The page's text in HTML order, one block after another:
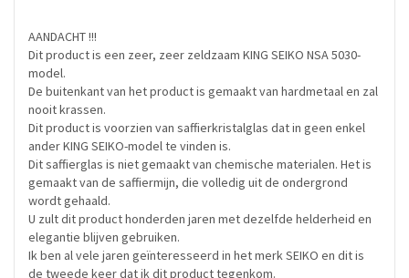
AANDACHT !!!
Dit product is een zeer, zeer zeldzaam KING SEIKO NSA 5030-
model.
De buitenkant van het product is gemaakt van hardmetaal en zal
nooit krassen.
Dit product is voorzien van saffierkristalglas dat in geen enkel
ander KING SEIKO-model te vinden is.
Dit saffierglas is niet gemaakt van chemische materialen. Het is
gemaakt van de saffiermijn, die volledig uit de ondergrond
wordt gehaald.
U zult dit product honderden jaren met dezelfde helderheid en
elegantie blijven gebruiken.
Ik ben al vele jaren geïnteresseerd in het merk SEIKO en dit is
de tweede keer dat ik dit product tegenkom.